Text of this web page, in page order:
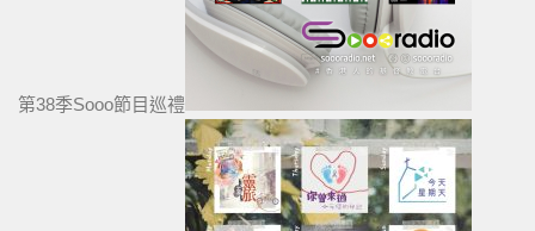
第38季Sooo節目巡禮